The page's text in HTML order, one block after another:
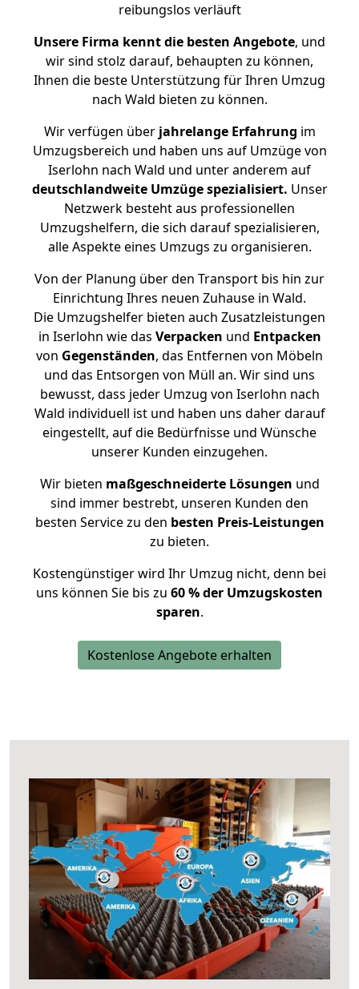
reibungslos verläuft
Unsere Firma kennt die besten Angebote, und
wir sind stolz darauf, behaupten zu können,
Ihnen die beste Unterstützung für Ihren Umzug
nach Wald bieten zu können.
Wir verfügen überjahrelange Erfahrung im
Umzugsbereich und haben uns auf Umzüge von
Iserlohn nach Wald und unter anderem auf
deutschlandweite Umzüge spezialisiert. Unser
Netzwerk besteht aus professionellen
Umzugshelfern, die sich darauf spezialisieren,
alle Aspekte eines Umzugs zu organisieren.
Von der Planung über den Transport bis hin zur
Einrichtung Ihres neuen Zuhause in Wald.
Die Umzugshelfer bieten auch Zusatzleistungen
in Iserlohn wie das Verpacken und Entpacken
von Gegenständen, das Entfernen von Möbeln
und das Entsorgen von Müll an. Wir sind uns
bewusst, dass jeder Umzug von Iserlohn nach
Wald individuell ist und haben uns daher darauf
eingestellt, auf die Bedürfnisse und Wünsche
unserer Kunden einzugehen.
Wir bieten maßgeschneiderte Lösungen und
sind immer bestrebt, unseren Kunden den
besten Service zu den besten Preis-Leistungen
zu bieten.
Kostengünstiger wird Ihr Umzug nicht, denn bei
uns können Sie bis zu 60 % der Umzugskosten
sparen.
Kostenlose Angebote erhalten